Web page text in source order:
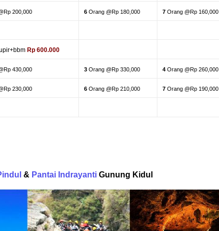
200,000 6 Orang @Rp 180,000 7 Orang @Rp 160,000
Rp 600.000
430,000 3 Orang @Rp 330,000 4 Orang @Rp 260,000
230,000 6 Orang @Rp 210,000 7 Orang @Rp 190,000
& Pantai IndrayantiGunung Kidul